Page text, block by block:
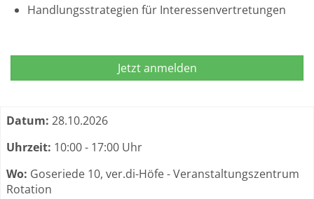
Handlungsstrategien für Interessenvertretungen
Jetzt anmelden
Termine zum dieser Kurs
Datum: 28.10.2026
Uhrzeit: 10:00 - 17:00 Uhr
Wo: Goseriede 10, ver.di-Höfe - Veranstaltungszentrum
Rotation